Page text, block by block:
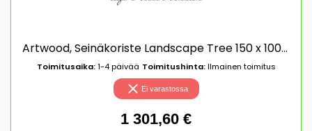
Artwood, Seinäkoriste Landscape Tree 150 x 100 cm Artwood
Toimitusaika:1-4 päivää Toimitushinta:Ilmainen toimitus
Ei varastossa
1 301,60 €